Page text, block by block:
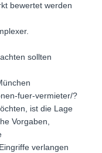
bewertet werden
sollten
fuer-vermieter/?
ist die Lage
Vorgaben,
verlangen